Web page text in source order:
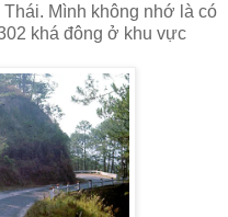
Mình không nhớ là có
khá đông ở khu vực